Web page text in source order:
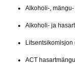
Alkoholi-,
Alkoholi- ja
ACT